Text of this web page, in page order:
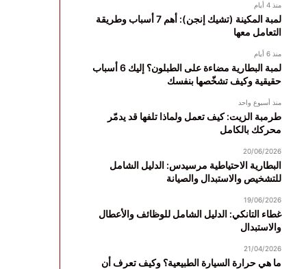
منذ 4 أيام
لمبة المكينة (تشيك إنجن): أهم 7 أسباب وطريقة
التعامل معها
منذ 6 أيام
لمبة البطارية مضاءة على الطبلون؟ إليك 6 أسباب
حقيقية وكيف تشخّصها بنفسك
منذ أسبوع واحد
طرمبة الزيت: كيف تعمل ولماذا تلفها قد يدمّر
محركك بالكامل
20/06/2026
البطارية الاحتياطية مرسيدس: الدليل الشامل
للتشخيص والاستبدال والصيانة
19/06/2026
غطاء التانكي: الدليل الشامل للوظائف والأعطال
والاستبدال
21/04/2026
ما هي حرارة السيارة الطبيعية؟ وكيف تعرف أن